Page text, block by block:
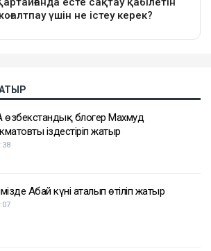
өзбекстандық блогер Махмуд
іздестіріп жатыр
Абай күні аталып өтіліп жатыр